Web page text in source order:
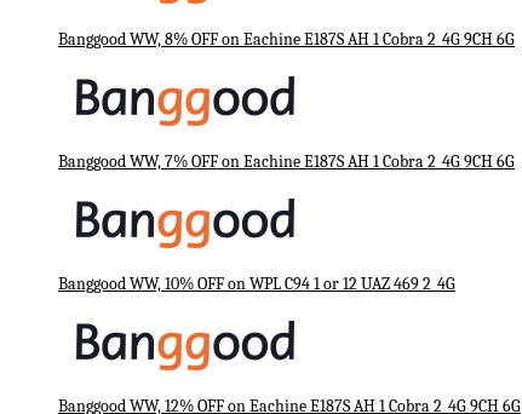
Banggood WW, 8% OFF on Eachine E187S AH 1 Cobra 2_4G 9CH 6G
Banggood WW, 7% OFF on Eachine E187S AH 1 Cobra 2_4G 9CH 6G
Banggood WW, 10% OFF on WPL C94 1 or 12 UAZ 469 2_4G
Banggood WW, 12% OFF on Eachine E187S AH 1 Cobra 2_4G 9CH 6G